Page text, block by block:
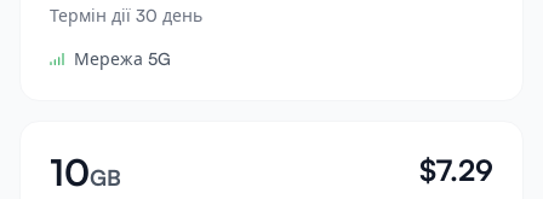
Термін дії 30 день
Мережа 5G
10GB $7.29